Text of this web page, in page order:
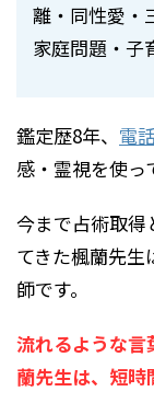
離・同性愛・
家庭問題・子
鑑定歴8年、 電
感・霊視を使っ
今まで占術取得
てきた楓蘭先生
師です。
流れるような言
蘭先生は、短時